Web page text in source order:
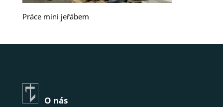
Práce mini jeřábem
O nás